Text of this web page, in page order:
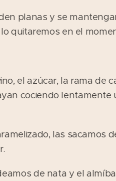
planas y se
quitaremos en el
el azúcar, la rama de
cociendo lentamente
las sacamos
de nata y el